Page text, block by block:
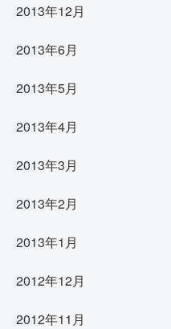
2013年12月
2013年6月
2013年5月
2013年4月
2013年3月
2013年2月
2013年1月
2012年12月
2012年11月